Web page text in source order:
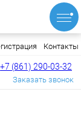
Контакты
+7 (861) 290-03-32
Заказать звонок